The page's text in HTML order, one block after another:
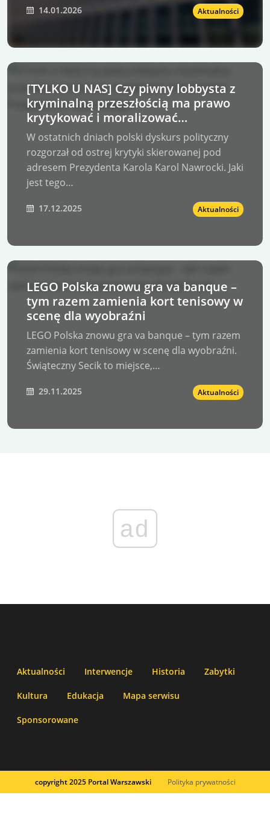
14.01.2026 Aktualności
[TYLKO U NAS] Czy piwny lobbysta z
kryminalną przeszłością ma prawo
krytykować i moralizować
Prezydenta K. Nawrockiego?
W ostatnich dniach polski dyskurs polityczny
rozgorzał od ostrej krytyki skierowanej pod
adresem Prezydenta Karola Karol Nawrocki. Jaki
jest tego…
17.12.2025 Aktualności
LEGO Polska znowu gra va banque –
tym razem zamienia kort tenisowy w
scenę dla wyobraźni
LEGO Polska znowu gra va banque – tym razem
zamienia kort tenisowy w scenę dla wyobraźni.
Świąteczny Secik to miejsce,…
29.11.2025 Aktualności
ad
Aktualności Interwencje Historia Zabytki
Kultura Edukacja Mapa serwisu
Sponsorowane
copyright 2025 Portal Warszawski Polityka prywatności